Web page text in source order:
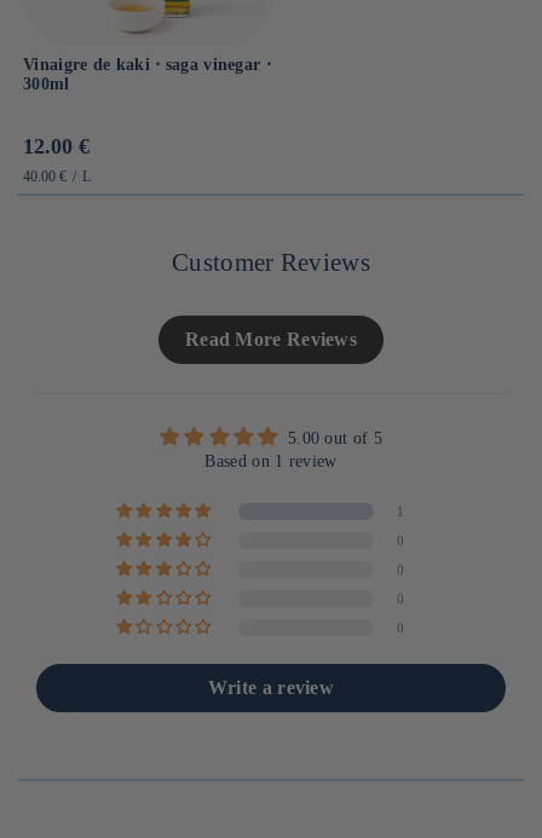
Vinaigre de kaki ⋅ saga vinegar ⋅
300ml
Prix
habituel
12.00 €
PRIX
UNITAIRE
40.00 € / PAR
L
Customer Reviews
Read More Reviews
5.00 out of 5
Based on 1 review
1
0
0
0
0
Write a review